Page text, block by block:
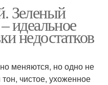
Зеленый
идеальное
недостатков
меняются, но одно не
чистое, ухоженное